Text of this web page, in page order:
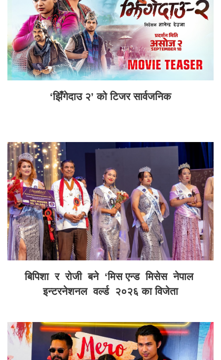
‘झिँगेदाउ २’ को टिजर सार्वजनिक
बिपिशा र रोजी बने ‘मिस एन्ड मिसेस नेपाल
इन्टरनेशनल वर्ल्ड २०२६ का विजेता